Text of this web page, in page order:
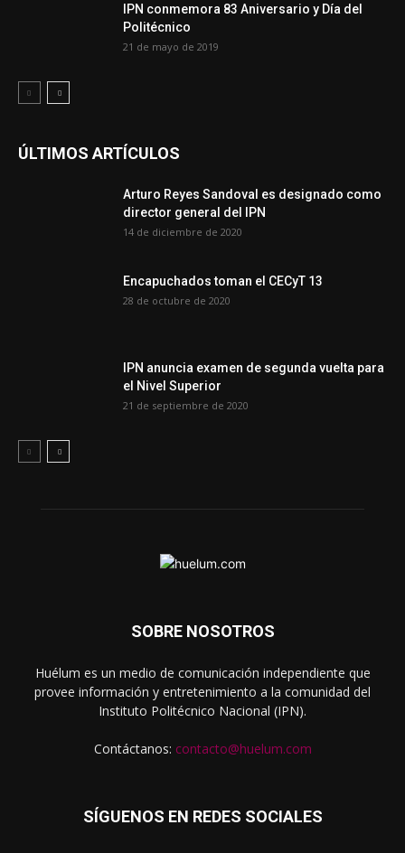
IPN conmemora 83 Aniversario y Día del
Politécnico
21 de mayo de 2019
ÚLTIMOS ARTÍCULOS
Arturo Reyes Sandoval es designado como
director general del IPN
14 de diciembre de 2020
Encapuchados toman el CECyT 13
28 de octubre de 2020
IPN anuncia examen de segunda vuelta para
el Nivel Superior
21 de septiembre de 2020
SOBRE NOSOTROS
Huélum es un medio de comunicación independiente que
provee información y entretenimiento a la comunidad del
Instituto Politécnico Nacional (IPN).
Contáctanos: contacto@huelum.com
SÍGUENOS EN REDES SOCIALES